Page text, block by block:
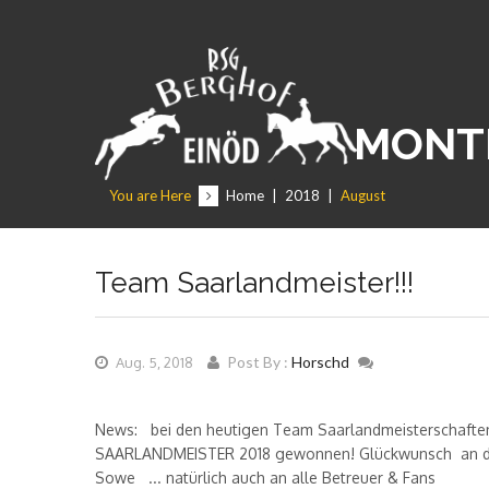
You are Here Home 2018 August
Team Saarlandmeister!!!
Aug. 5, 2018 Post By : Horschd
News: bei den heutigen Team
SAARLANDMEISTER 2018 gewonnen! Glückwunsch
Sowe ... natürlich auch an alle Betreuer & Fans